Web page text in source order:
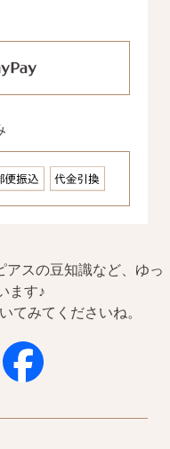
スの豆知識など、ゆっ
ます♪
てみてくださいね。